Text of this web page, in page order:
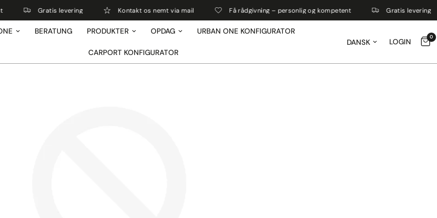
Gratis levering Kontakt os nemt via mail Få rådgivning – personlig og kompetent Gratis levering
BERATUNG PRODUKTER OPDAG URBAN ONE KONFIGURATOR
CARPORT KONFIGURATOR
Opdater land / region
LOGIN 0